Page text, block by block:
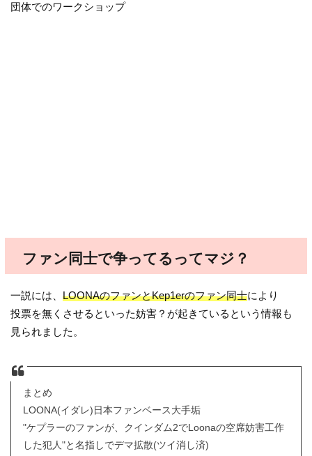
団体でのワークショップ
ファン同士で争ってるってマジ？
一説には、LOONAのファンとKep1erのファン同士により
投票を無くさせるといった妨害？が起きているという情報も
見られました。
まとめ
LOONA(イダレ)日本ファンベース大手垢
"ケプラーのファンが、クインダム2でLoonaの空席妨害工作
した犯人"と名指しでデマ拡散(ツイ消し済)